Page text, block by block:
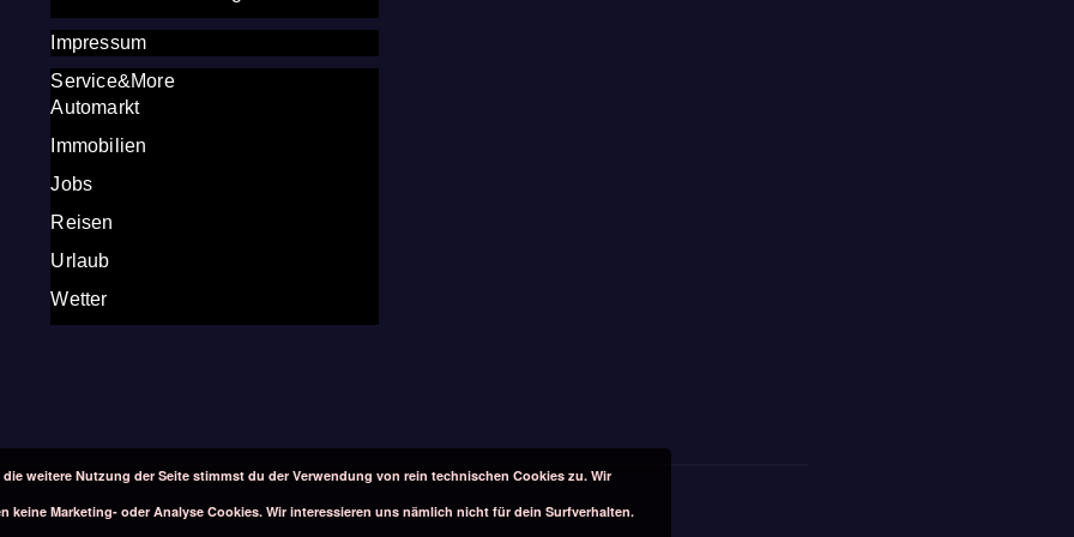
Impressum
Service&More
Automarkt
Immobilien
Jobs
Reisen
Urlaub
Wetter
die weitere Nutzung der Seite stimmst du der Verwendung von rein technischen Cookies zu. Wir
keine Marketing- oder Analyse Cookies. Wir interessieren uns nämlich nicht für dein Surfverhalten.